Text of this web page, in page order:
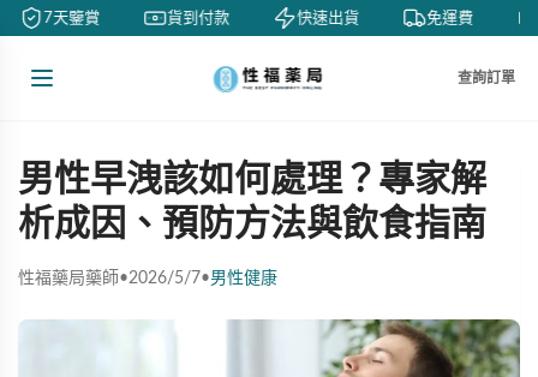
7天鑒賞 貨到付款 快速出貨 免運費
查詢訂單
男性早洩該如何處理？專家解
析成因、預防方法與飲食指南
性福藥局藥師•2026/5/7•男性健康